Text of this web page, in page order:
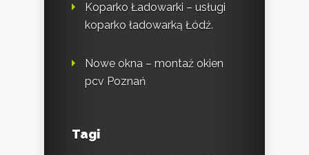
Koparko Ładowarki – usługi
koparko ładowarką Łódź.
Nowe okna – montaż okien
pcv Poznań
Tagi